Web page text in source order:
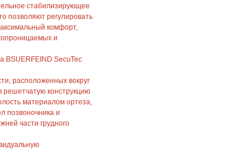
стабилизирующее
позволяют регулировать
комфорт,
и
BSUERFEIND SecuTec
расположенных вокруг
решетчатую конструкцию
материалом ортеза,
позвоночника и
части грудного